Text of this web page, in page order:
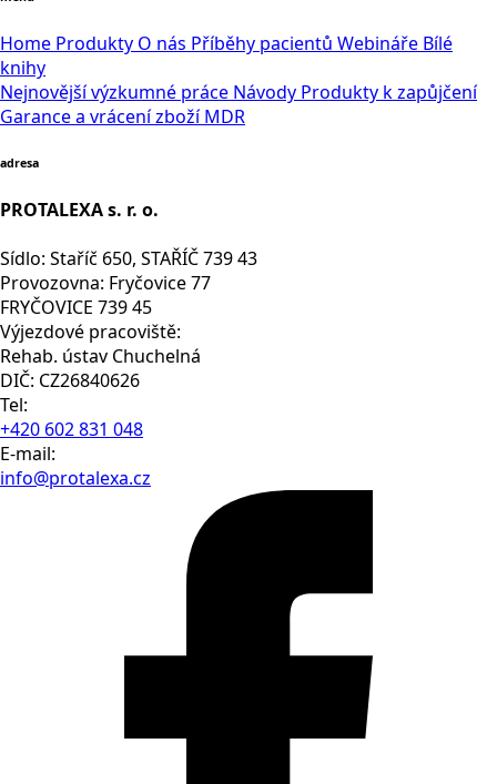
Home Produkty O nás Příběhy pacientů Webináře Bílé
knihy
Nejnovější výzkumné práce Návody Produkty k zapůjčení
Garance a vrácení zbožíMDR
adresa
PROTALEXA s. r. o.
Sídlo: Staříč 650, STAŘÍČ 739 43
Provozovna: Fryčovice 77
FRYČOVICE 739 45
Výjezdové pracoviště:
Rehab. ústav Chuchelná
DIČ: CZ26840626
Tel:
+420 602 831 048
E-mail:
info@protalexa.cz